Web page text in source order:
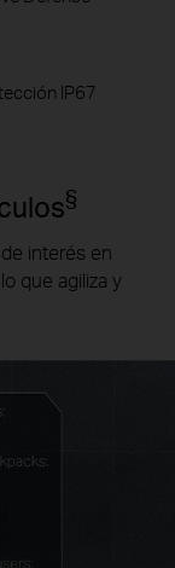
IP67
§
interés en
que agiliza y